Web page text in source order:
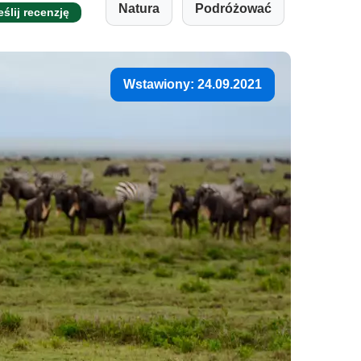
recenzję Natura Podróżować
Wstawiony: 24.09.2021